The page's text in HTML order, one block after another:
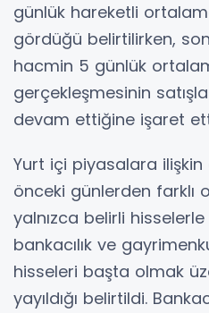
günlük hareketli
gördüğü belirtilirken,
hacmin 5 günlük
gerçekleşmesinin
devam ettiğine işaret
Yurt içi piyasalara
önceki günlerden farklı
yalnızca belirli hisselerle
bankacılık ve
hisseleri başta olmak
yayıldığı belirtildi.